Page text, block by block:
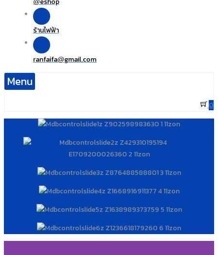
ร้านไฟฟ้า
ranfaifa@gmail.com
Menu
0